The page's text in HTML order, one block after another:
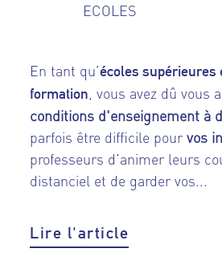
ECOLES
En tant qu’écoles supérieures
formation , vous avez dû vous
conditions d'enseignement à
parfois être difficile pourvos
professeurs d’animer leurs
distanciel et de garder vos...
Lire l'article